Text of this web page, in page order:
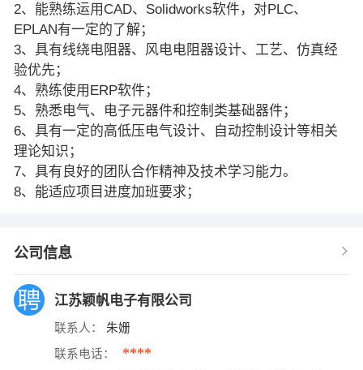
2、能熟练运用CAD、Solidworks软件，对PLC、
EPLAN有一定的了解；
3、具有线绕电阻器、风电电阻器设计、工艺、仿真经
验优先；
4、熟练使用ERP软件；
5、熟悉电气、电子元器件和控制类基础器件；
6、具有一定的高低压电气设计、自动控制设计等相关
理论知识；
7、具有良好的团队合作精神及技术学习能力。
8、能适应项目进度加班要求；
公司信息
江苏颖帆电子有限公司
联系人： 朱姗
联系电话： ****